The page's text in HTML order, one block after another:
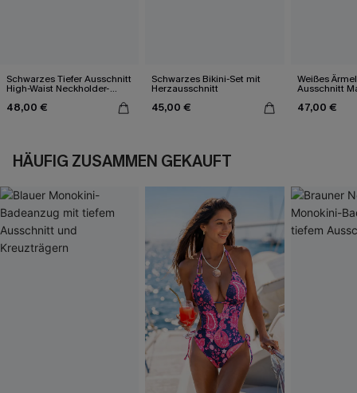
Schwarzes Tiefer Ausschnitt
High-Waist Neckholder-
Bikini-Set
48,00 €
Schwarzes Bikini-Set mit
Herzausschnitt
45,00 €
Weißes
Ausschnitt
47,00 €
HÄUFIG ZUSAMMEN GEKAUFT